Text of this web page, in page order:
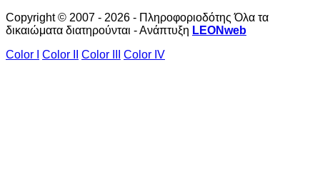
Copyright © 2007 - 2026 - Πληροφοριοδότης Όλα τα
δικαιώματα διατηρούνται - Ανάπτυξη LEONweb
Color I
Color II Color III Color IV